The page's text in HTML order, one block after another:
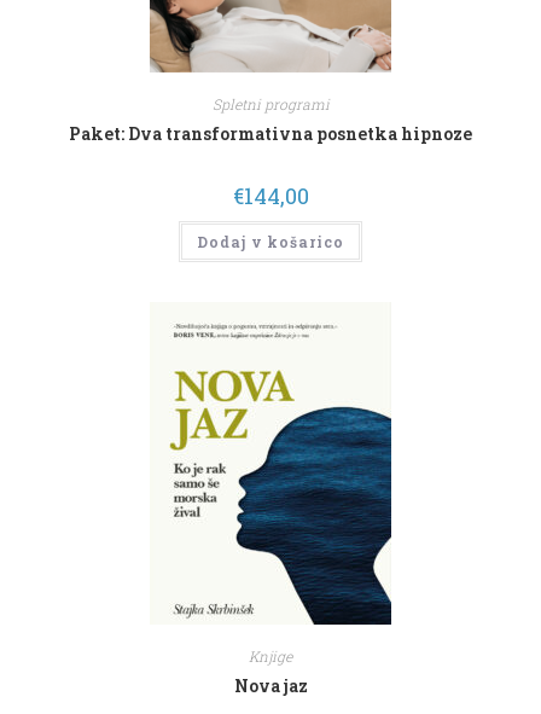
Spletni programi
Paket: Dva transformativna posnetka hipnoze
€144,00
Dodaj v košarico
Knjige
Nova jaz